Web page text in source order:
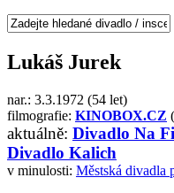
Lukáš Jurek
nar.: 3.3.1972 (54 let)
filmografie: KINOBOX.CZ
aktuálně: Divadlo Na
Divadlo Kalich
v minulosti: Městská divadla